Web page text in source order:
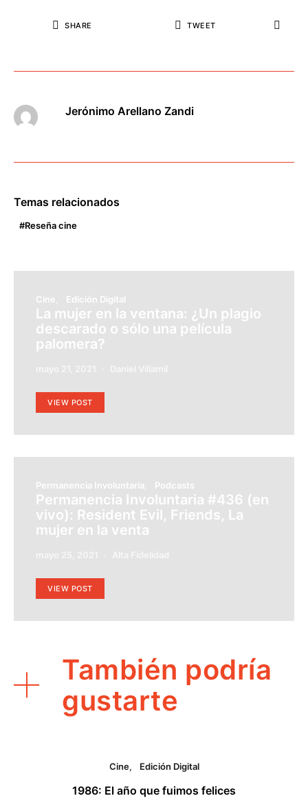
SHARE TWEET
Jerónimo Arellano Zandi
Temas relacionados
Reseña cine
Cine Edición Digital
La mujer en la ventana: ¿Un plagio
descarado o sólo una película
palomera?
VIEW POST
Permanencia Involuntaria Podcasts
Permanencia Involuntaria #436 (en
vivo): Resident Evil, Friends, La
mujer en la venta
VIEW POST
También podría
gustarte
Cine Edición Digital
1986: El año que fuimos felices